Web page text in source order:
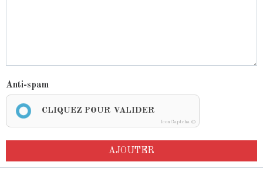
Anti-spam
CLIQUEZ POUR VALIDER
IconCaptcha ©
AJOUTER